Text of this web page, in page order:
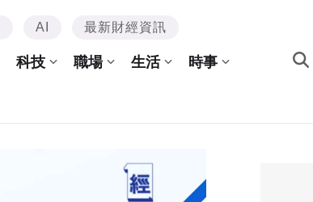
AI 最新財經資訊
科技 職場 生活 時事